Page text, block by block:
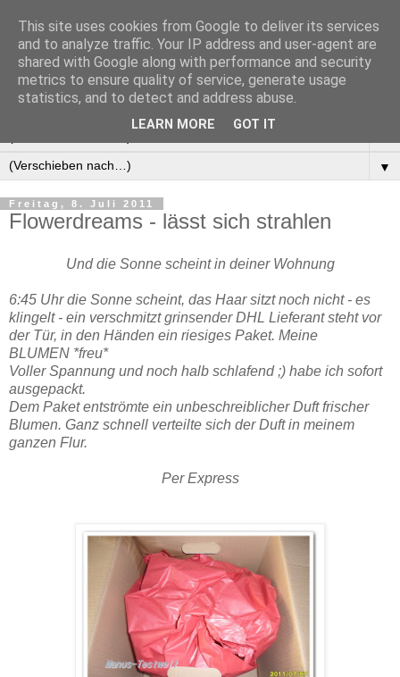
Manus Testwelt, alles
außer langweilig
▼
Freitag, 8. Juli 2011
Flowerdreams - lässt sich strahlen
Und die Sonne scheint in deiner Wohnung
6:45 Uhr die Sonne scheint, das Haar sitzt noch nicht - es
klingelt - ein verschmitzt grinsender DHL Lieferant steht vor
der Tür, in den Händen ein riesiges Paket. Meine
BLUMEN *freu*
Voller Spannung und noch halb schlafend ;) habe ich sofort
ausgepackt.
Dem Paket entströmte ein unbeschreiblicher Duft frischer
Blumen. Ganz schnell verteilte sich der Duft in meinem
ganzen Flur.
Per Express
This site uses cookies from Google to deliver its services
and to analyze traffic. Your IP address and user-agent are
shared with Google along with performance and security
metrics to ensure quality of service, generate usage
statistics, and to detect and address abuse.
LEARN MORE GOT IT